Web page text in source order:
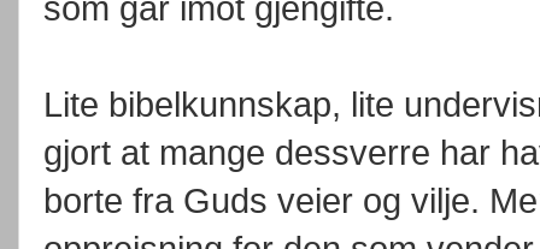
som går imot gjengifte.
Lite bibelkunnskap, lite
gjort at mange dessverre har
borte fra Guds veier og vilje.